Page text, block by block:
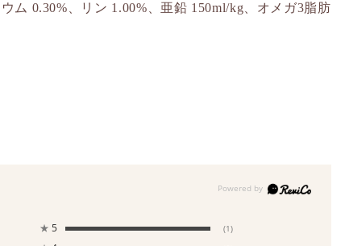
ム 0.30%、リン 1.00%、亜鉛 150ml/kg、オメガ3脂肪
★ 5 (1)